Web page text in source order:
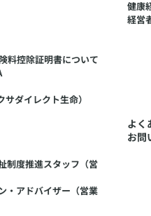
料控除証明書について
ダイレクト生命）
健康
経営
制度推進スタッフ（営
・アドバイザー（営業
よく
お問